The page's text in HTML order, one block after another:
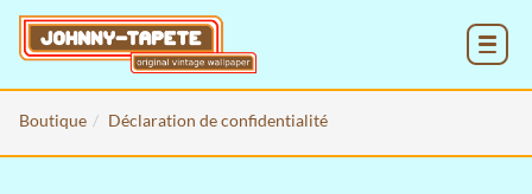
Boutique Déclaration de confidentialité